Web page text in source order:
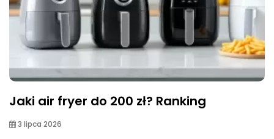
Jaki air fryer do 200 zł? Ranking
3 lipca 2026